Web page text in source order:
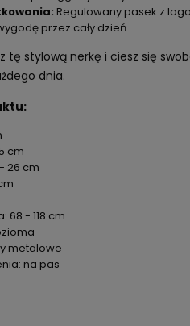
Regulowany pasek z
przez cały dzień.
tę stylową nerkę i ciesz się
dnia.
cm
26 cm
68 - 118 cm
metalowe
na pas